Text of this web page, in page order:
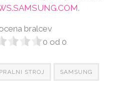
.
bralcev
0 od 0
PRALNI STROJ SAMSUNG